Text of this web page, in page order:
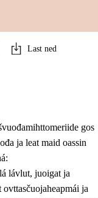
Last ned
gos
ja leat maid oassin
lávlut, juoigat ja
ja